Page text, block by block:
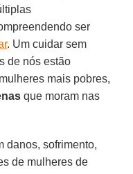
ser
. Um cuidar sem
de nós estão
mais pobres,
que moram nas
danos, sofrimento,
de mulheres de